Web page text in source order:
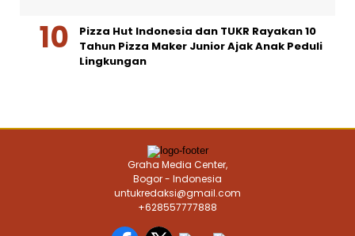
Pizza Hut Indonesia dan TUKR Rayakan 10
Tahun Pizza Maker Junior Ajak Anak Peduli
Lingkungan
Graha Media Center,
Bogor - Indonesia
untukredaksi@gmail.com
+628557777888